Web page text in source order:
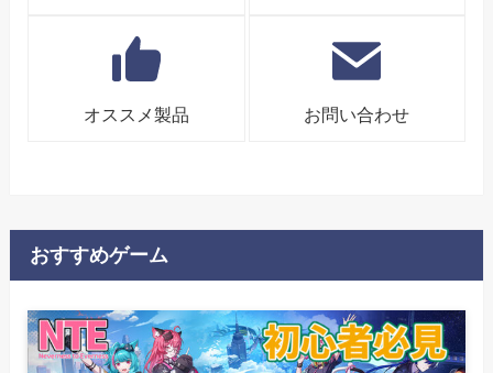
オススメ製品 お問い合わせ
おすすめゲーム